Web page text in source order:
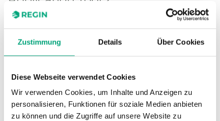
Zustimmung Details Über Cookies
Diese Webseite verwendet Cookies
Wir verwenden Cookies, um Inhalte und Anzeigen zu
personalisieren, Funktionen für soziale Medien anbieten
zu können und die Zugriffe auf unsere Website zu
Windows-basierte Konfigurationssoftware für alle
neueren konfigurierbaren Controller von Regin.
SOFTWARE UND DOKUMENTATION